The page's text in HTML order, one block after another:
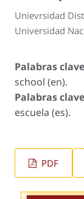
Unievrsidad
Universidad
Palabras
school (en).
Palabras
escuela (es).
PDF